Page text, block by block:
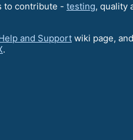
to contribute - testing, quality
and Support wiki page,
.